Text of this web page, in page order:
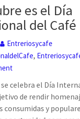
es el Día
del Café
Entreriosycafe
,
celebra el Día
de rendir
consumidas y